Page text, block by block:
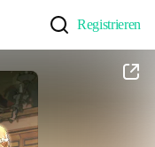
Registrieren